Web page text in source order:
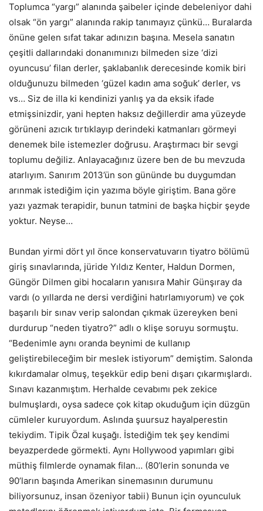
Toplumca “yargı” alanında şaibeler içinde debeleniyor dahi
olsak “ön yargı” alanında rakip tanımayız çünkü… Buralarda
önüne gelen sıfat takar adınızın başına. Mesela sanatın
çeşitli dallarındaki donanımınızı bilmeden size ‘dizi
oyuncusu’ filan derler, şaklabanlık derecesinde komik biri
olduğunuzu bilmeden ‘güzel kadın ama soğuk’ derler, vs
vs… Siz de illa ki kendinizi yanlış ya da eksik ifade
etmişsinizdir, yani hepten haksız değillerdir ama yüzeyde
görüneni azıcık tırtıklayıp derindeki katmanları görmeyi
denemek bile istemezler doğrusu. Araştırmacı bir sevgi
toplumu değiliz. Anlayacağınız üzere ben de bu mevzuda
atarlıyım. Sanırım 2013’ün son gününde bu duygumdan
arınmak istediğim için yazıma böyle giriştim. Bana göre
yazı yazmak terapidir, bunun tatmini de başka hiçbir şeyde
yoktur. Neyse…
Bundan yirmi dört yıl önce konservatuvarın tiyatro bölümü
giriş sınavlarında, jüride Yıldız Kenter, Haldun Dormen,
Güngör Dilmen gibi hocaların yanısıra Mahir Günşıray da
vardı (o yıllarda ne dersi verdiğini hatırlamıyorum) ve çok
başarılı bir sınav verip salondan çıkmak üzereyken beni
durdurup “neden tiyatro?” adlı o klişe soruyu sormuştu.
“Bedenimle aynı oranda beynimi de kullanıp
geliştirebileceğim bir meslek istiyorum” demiştim. Salonda
kıkırdamalar olmuş, teşekkür edip beni dışarı çıkarmışlardı.
Sınavı kazanmıştım. Herhalde cevabımı pek zekice
bulmuşlardı, oysa sadece çok kitap okuduğum için düzgün
cümleler kuruyordum. Aslında şuursuz hayalperestin
tekiydim. Tipik Özal kuşağı. İstediğim tek şey kendimi
beyazperdede görmekti. Aynı Hollywood yapımları gibi
müthiş filmlerde oynamak filan… (80’lerin sonunda ve
90’ların başında Amerikan sinemasının durumunu
biliyorsunuz, insan özeniyor tabii) Bunun için oyunculuk